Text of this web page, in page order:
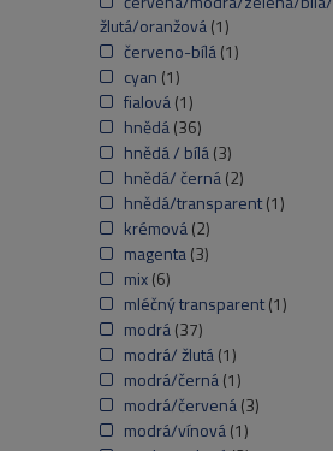
žlutá/oranžová(1)
červeno-bílá(1)
cyan (1)
fialová(1)
hnědá(36)
hnědá / bílá(3)
hnědá/ černá(2)
hnědá/transparent(1)
krémová(2)
magenta(3)
mix(6)
mléčný transparent(1)
modrá(37)
modrá/ žlutá(1)
modrá/černá(1)
modrá/červená(3)
modrá/vínová(1)